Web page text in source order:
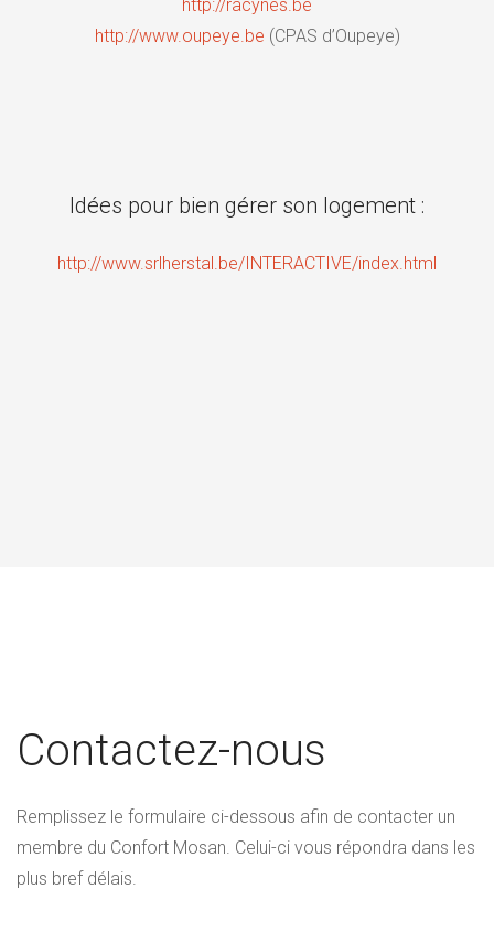
http://racynes.be
http://www.oupeye.be (CPAS d’Oupeye)
Idées pour bien gérer son logement :
http://www.srlherstal.be/INTERACTIVE/index.html
Contactez-nous
Remplissez le formulaire ci-dessous afin de contacter un
membre du Confort Mosan. Celui-ci vous répondra dans les
plus bref délais.